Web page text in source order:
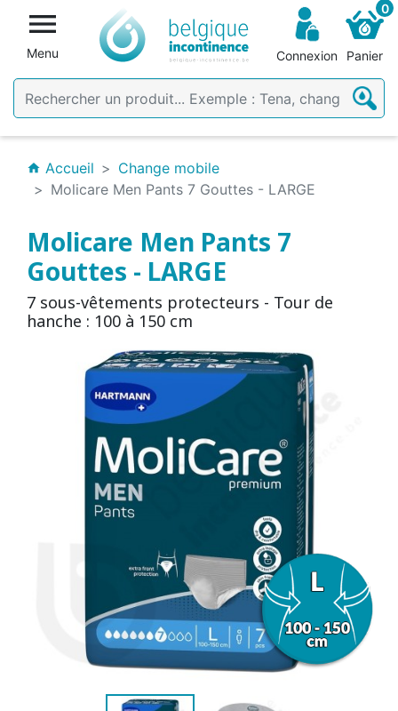

Menu Connexion
0
Panier
home Accueil
Change mobile
Molicare Men Pants 7 Gouttes - LARGE
Molicare Men Pants 7
Gouttes - LARGE
7 sous-vêtements protecteurs - Tour de
hanche : 100 à 150 cm